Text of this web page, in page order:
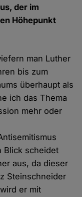
der im
Höhepunkt
man Luther
bis zum
überhaupt als
ich das Thema
mehr oder
Blick scheidet
aus, da dieser
Steinschneider
er mit